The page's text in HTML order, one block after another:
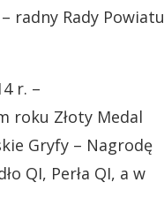
radny Rady Powiatu
r. –
roku Złoty Medal
Gryfy – Nagrodę
QI, Perła QI, a w